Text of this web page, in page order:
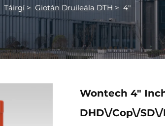
Táirgí > Giotán Druileála DTH > 4"
Wontech 4"
DHD\/Cop\/